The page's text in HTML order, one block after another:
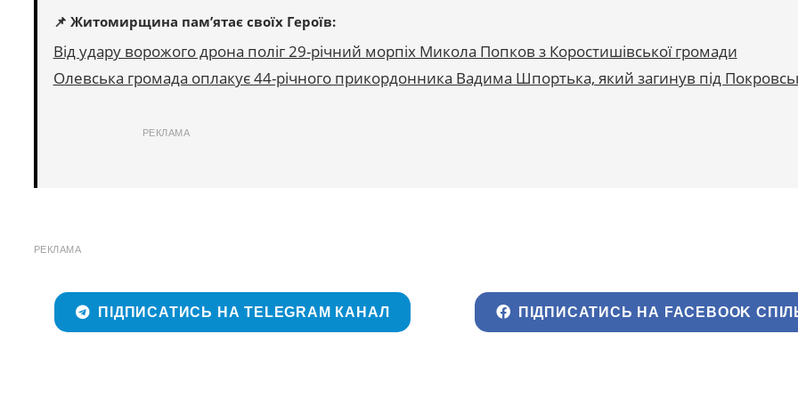
📌 Житомирщина пам’ятає своїх Героїв:
Від удару ворожого дрона поліг 29-річний морпіх Микола Попков з Коростишівської громади
Олевська громада оплакує 44-річного прикордонника Вадима Шпортька, який загинув під
РЕКЛАМА
РЕКЛАМА
ПІДПИСАТИСЬ НА TELEGRAM КАНАЛ ПІДПИСАТИСЬ НА FACEBOOK